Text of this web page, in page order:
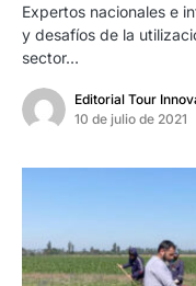
Expertos nacionales e
y desafíos de la
sector…
Editorial Tour
10 de julio de 2021